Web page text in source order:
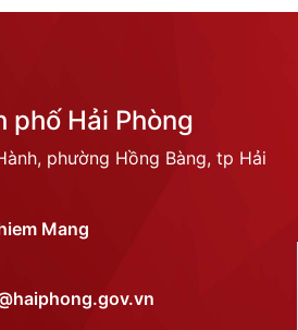
phố Hải Phòng
phường Hồng Bàng, tp Hải